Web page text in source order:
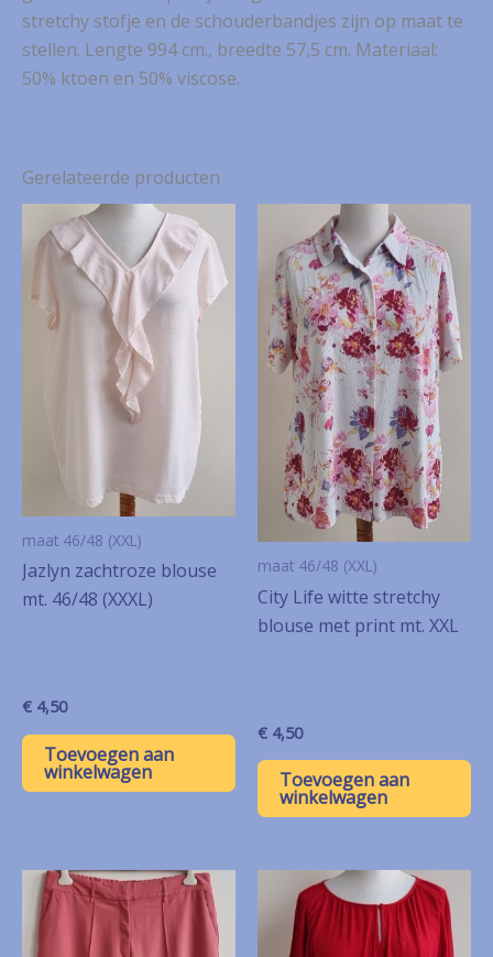
stretchy stofje en de schouderbandjes zijn op maat te
stellen. Lengte 994 cm., breedte 57,5 cm. Materiaal:
50% ktoen en 50% viscose.
Gerelateerde producten
maat 46/48 (XXL)
Jazlyn zachtroze blouse
mt. 46/48 (XXXL)
€ 4,50
Toevoegen aan
winkelwagen
maat 46/48 (XXL)
City Life witte stretchy
blouse met print mt. XXL
€ 4,50
Toevoegen aan
winkelwagen